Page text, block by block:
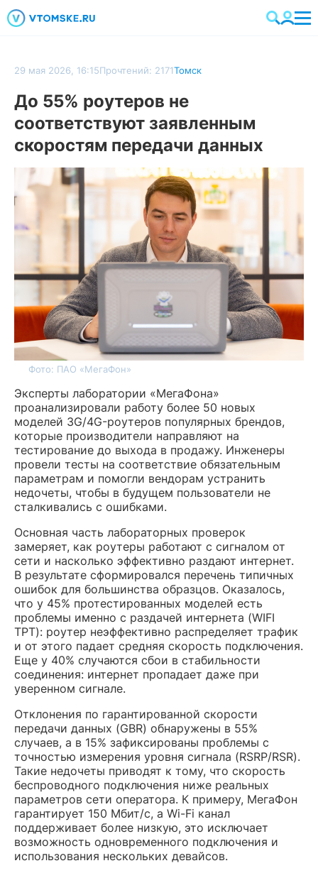
29 мая 2026, 16:15Прочтений: 2171Томск
До 55% роутеров не
соответствуют заявленным
скоростям передачи данных
Фото: ПАО «МегаФон»
Эксперты лаборатории «МегаФона»
проанализировали работу более 50 новых
моделей 3G/4G-роутеров популярных брендов,
которые производители направляют на
тестирование до выхода в продажу. Инженеры
провели тесты на соответствие обязательным
параметрам и помогли вендорам устранить
недочеты, чтобы в будущем пользователи не
сталкивались с ошибками.
Основная часть лабораторных проверок
замеряет, как роутеры работают с сигналом от
сети и насколько эффективно раздают интернет.
В результате сформировался перечень типичных
ошибок для большинства образцов. Оказалось,
что у 45% протестированных моделей есть
проблемы именно с раздачей интернета (WIFI
TPT): роутер неэффективно распределяет трафик
и от этого падает средняя скорость подключения.
Еще у 40% случаются сбои в стабильности
соединения: интернет пропадает даже при
уверенном сигнале.
Отклонения по гарантированной скорости
передачи данных (GBR) обнаружены в 55%
случаев, а в 15% зафиксированы проблемы с
точностью измерения уровня сигнала (RSRP/RSR).
Такие недочеты приводят к тому, что скорость
беспроводного подключения ниже реальных
параметров сети оператора. К примеру, МегаФон
гарантирует 150 Мбит/c, а Wi-Fi канал
поддерживает более низкую, это исключает
возможность одновременного подключения и
использования нескольких девайсов.